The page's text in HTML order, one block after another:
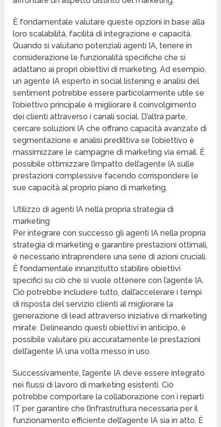
È fondamentale valutare queste opzioni in base alla
loro scalabilità, facilità di integrazione e capacità.
Quando si valutano potenziali agenti IA, tenere in
considerazione le funzionalità specifiche che si
adattano ai propri obiettivi di marketing. Ad esempio,
un agente IA esperto in social listening e analisi del
sentiment potrebbe essere particolarmente utile se
l’obiettivo principale è migliorare il coinvolgimento
dei clienti attraverso i canali social. D’altra parte,
cercare soluzioni IA che offrano capacità avanzate di
segmentazione e analisi predittiva se l’obiettivo è
massimizzare le campagne di marketing via email. È
possibile ottimizzare l’impatto dell’agente IA sulle
prestazioni complessive facendo corrispondere le
sue capacità al proprio piano di marketing.
Utilizzo di agenti IA nella propria strategia di
marketing
Per integrare con successo gli agenti IA nella propria
strategia di marketing e garantire prestazioni ottimali,
è necessario intraprendere una serie di azioni cruciali.
È fondamentale innanzitutto stabilire obiettivi
specifici su ciò che si vuole ottenere con l’agente IA.
Ciò potrebbe includere tutto, dall’accelerare i tempi
di risposta del servizio clienti al migliorare la
generazione di lead attraverso iniziative di marketing
mirate. Delineando questi obiettivi in anticipo, è
possibile valutare più accuratamente le prestazioni
dell’agente IA una volta messo in uso.
Successivamente, l’agente IA deve essere integrato
nei flussi di lavoro di marketing esistenti. Ciò
potrebbe comportare la collaborazione con i reparti
IT per garantire che l’infrastruttura necessaria per il
funzionamento efficiente dell’agente IA sia in atto. È